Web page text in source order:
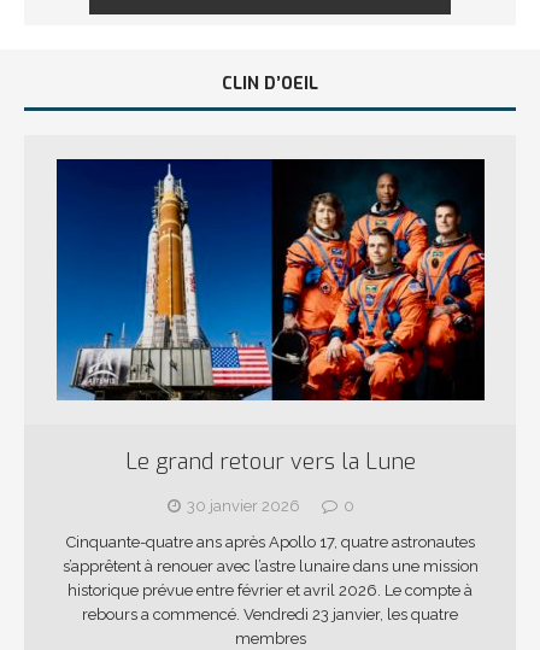
CLIN D’OEIL
Le grand retour vers la Lune
30 janvier 2026
0
Cinquante-quatre ans après Apollo 17, quatre astronautes
s’apprêtent à renouer avec l’astre lunaire dans une mission
historique prévue entre février et avril 2026. Le compte à
rebours a commencé. Vendredi 23 janvier, les quatre
membres